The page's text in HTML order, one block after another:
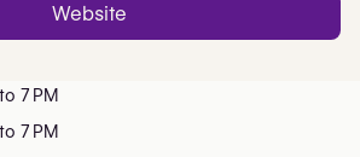
Website
7 PM
7 PM